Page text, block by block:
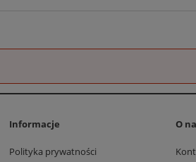
Informacje
Polityka prywatności
O